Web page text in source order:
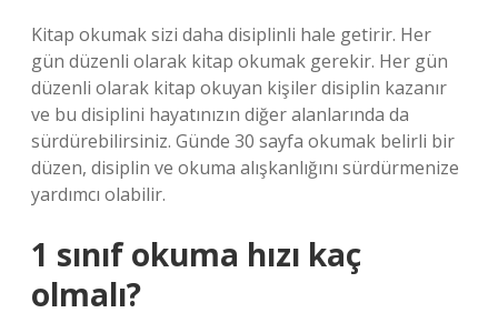
Kitap okumak sizi daha disiplinli hale getirir. Her
gün düzenli olarak kitap okumak gerekir. Her gün
düzenli olarak kitap okuyan kişiler disiplin kazanır
ve bu disiplini hayatınızın diğer alanlarında da
sürdürebilirsiniz. Günde 30 sayfa okumak belirli bir
düzen, disiplin ve okuma alışkanlığını sürdürmenize
yardımcı olabilir.
1 sınıf okuma hızı kaç
olmalı?